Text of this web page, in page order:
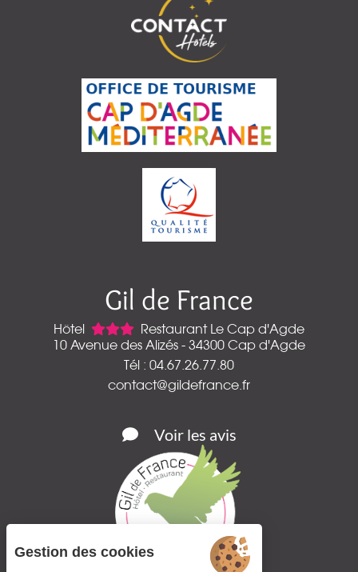
Gil de France
Hôtel
Restaurant Le Cap d'Agde
10 Avenue des Alizés - 34300 Cap d'Agde
Tél : 04.67.26.77.80
contact@gildefrance.fr
Voir les avis
Gestion des cookies